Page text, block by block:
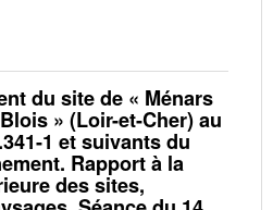
du site de « Ménars
» (Loir-et-Cher) au
1 et suivants du
Rapport à la
des sites,